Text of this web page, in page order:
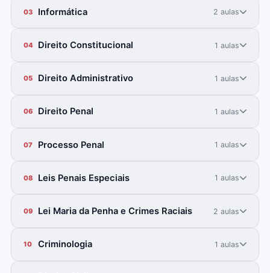
03 Informática 2 aulas
04 Direito Constitucional 1 aulas
05 Direito Administrativo 1 aulas
06 Direito Penal 1 aulas
07 Processo Penal 1 aulas
08 Leis Penais Especiais 1 aulas
09 Lei Maria da Penha e Crimes Raciais 2 aulas
10 Criminologia 1 aulas